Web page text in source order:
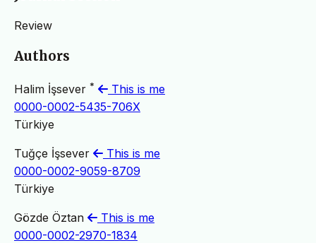
Review
Authors
Halim İşsever *
This is me
0000-0002-5435-706X
Türkiye
Tuğçe İşsever
This is me
0000-0002-9059-8709
Türkiye
Gözde Öztan
This is me
0000-0002-2970-1834